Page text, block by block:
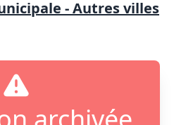
- Autres villes